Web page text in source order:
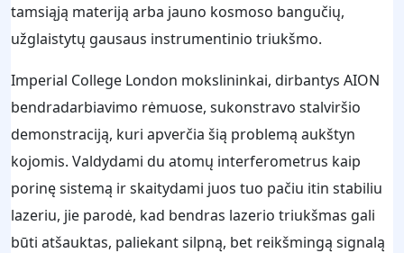
tamsiąją materiją arba jauno kosmoso bangučių,
užglaistytų gausaus instrumentinio triukšmo.
Imperial College London mokslininkai, dirbantys AION
bendradarbiavimo rėmuose, sukonstravo stalviršio
demonstraciją, kuri apverčia šią problemą aukštyn
kojomis. Valdydami du atomų interferometrus kaip
porinę sistemą ir skaitydami juos tuo pačiu itin stabiliu
lazeriu, jie parodė, kad bendras lazerio triukšmas gali
būti atšauktas, paliekant silpną, bet reikšmingą signalą